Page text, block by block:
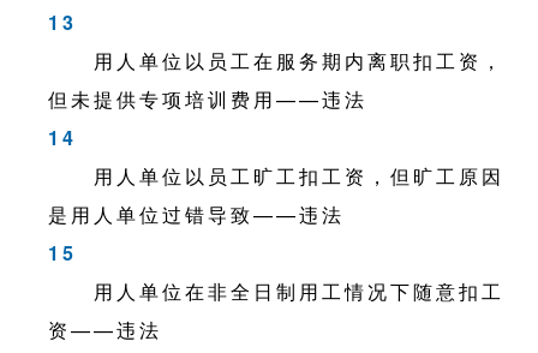
13
用人单位以员工在服务期内离职扣工资，
但未提供专项培训费用——违法
14
用人单位以员工旷工扣工资，但旷工原因
是用人单位过错导致——违法
15
用人单位在非全日制用工情况下随意扣工
资——违法